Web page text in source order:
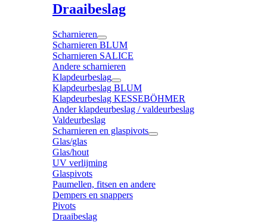
Draaibeslag
Scharnieren
Scharnieren BLUM
Scharnieren SALICE
Andere scharnieren
Klapdeurbeslag
Klapdeurbeslag BLUM
Klapdeurbeslag KESSEBÖHMER
Ander klapdeurbeslag / valdeurbeslag
Valdeurbeslag
Scharnieren en glaspivots
Glas/glas
Glas/hout
UV verlijming
Glaspivots
Paumellen, fitsen en andere
Dempers en snappers
Pivots
Draaibeslag